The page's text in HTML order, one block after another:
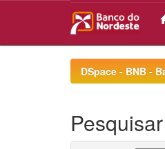
DSpace - BNB -
Pesquisar